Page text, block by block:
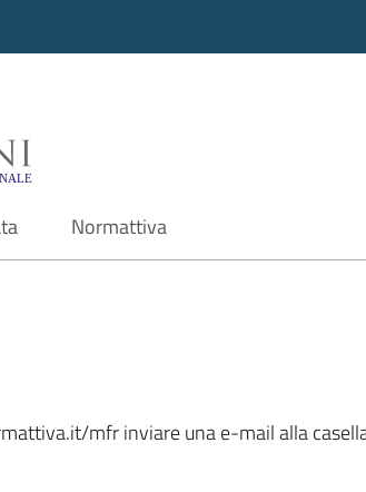
di
Normattiva
mfr inviare una e-mail alla